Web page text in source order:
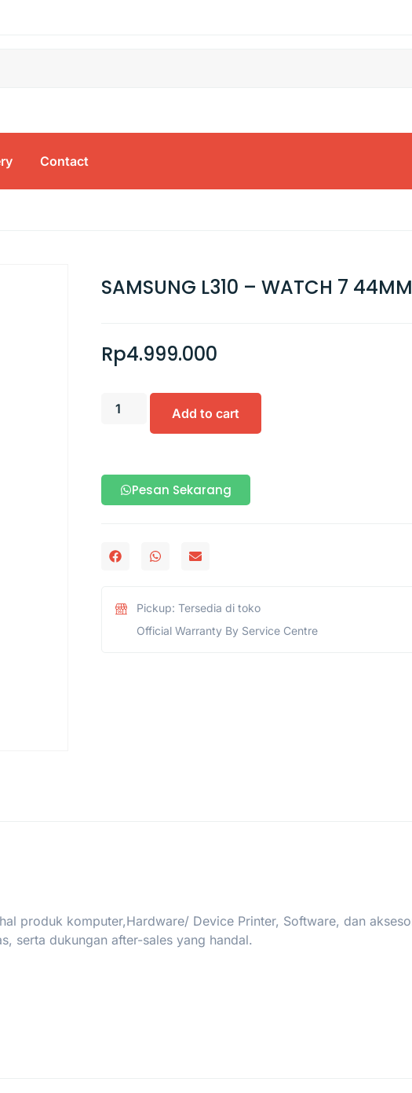
Contact
SAMSUNG L310 – WATCH 7 44MM
Rp4.999.000
Add to cart
Pesan Sekarang
Pickup: Tersedia di toko
Official Warranty By Service Centre
produk komputer,Hardware/ Device Printer, Software, dan
serta dukungan after-sales yang handal.